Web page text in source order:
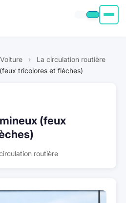
Voiture ›
La circulation routière
tricolores et flèches)
(feux
routière